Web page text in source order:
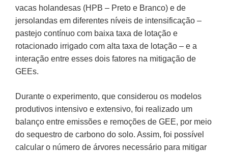
vacas holandesas (HPB – Preto e Branco) e de
jersolandas em diferentes níveis de intensificação –
pastejo contínuo com baixa taxa de lotação e
rotacionado irrigado com alta taxa de lotação – e a
interação entre esses dois fatores na mitigação de
GEEs.
Durante o experimento, que considerou os modelos
produtivos intensivo e extensivo, foi realizado um
balanço entre emissões e remoções de GEE, por meio
do sequestro de carbono do solo. Assim, foi possível
calcular o número de árvores necessário para mitigar